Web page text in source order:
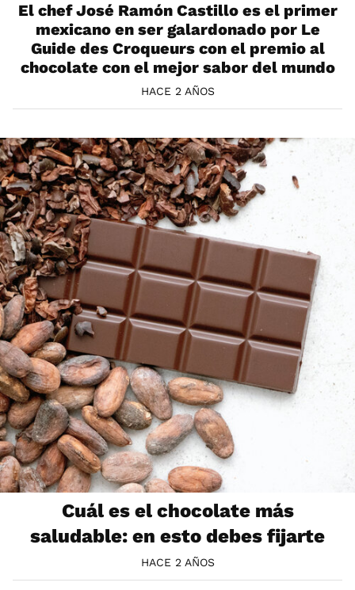
El chef José Ramón Castillo es el primer
mexicano en ser galardonado por Le
Guide des Croqueurs con el premio al
chocolate con el mejor sabor del mundo
HACE 2 AÑOS
Cuál es el chocolate más
saludable: en esto debes fijarte
HACE 2 AÑOS